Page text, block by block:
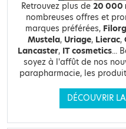
Retrouvez plus de 20 000
nombreuses offres et
marques préférées,
Mustela, Uriage, Lierac,
Lancaster, IT cosmetics...
soyez à l'affût de nos
parapharmacie, les
DÉCOUVRIR